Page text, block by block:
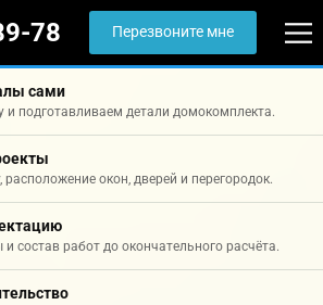
78 Перезвоните мне
сами
и подготавливаем детали домокомплекта.
окон, дверей и перегородок.
состав работ до окончательного расчёта.